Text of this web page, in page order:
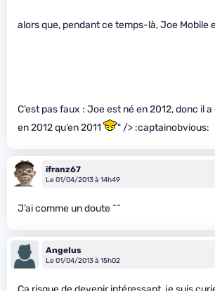
alors que, pendant ce temps-là, Joe Mobile
C’est pas faux : Joe est né en 2012, donc il a
en 2012 qu’en 2011
" /> :captainobvious:
ifranz67
Le 01/04/2013 à 14h49
J’ai comme un doute ^^
AngeIus
Le 01/04/2013 à 15h02